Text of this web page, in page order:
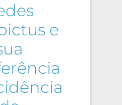
e